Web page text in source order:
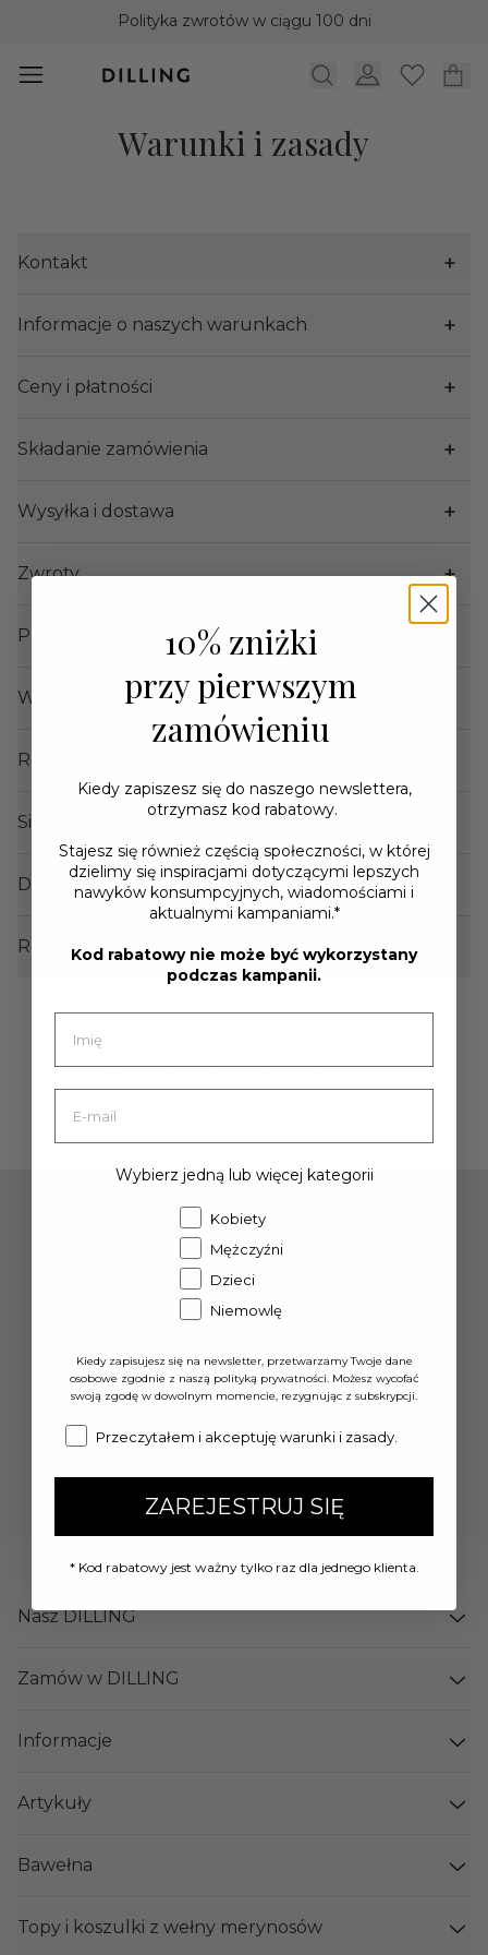
Polityka zwrotów w ciągu 100 dni
Warunki i zasady
Kontakt
Informacje o naszych warunkach
Ceny i płatności
Składanie zamówienia
Wysyłka i dostawa
Zwroty
Prawo do odstąpienia od umowy
Wadliwe lub nieprawidłowe produkty
Reklamacje
Siła wyższa
Dane osobowe
Różne
Obowiązuje od 21 czerwca 2021 r.
10% rabatu na pierwsze zamówienie
Zapisując się do naszego newslettera,
będziesz również otrzymywać wiadomości i
inspiracje bezpośrednio na swoją skrzynkę
odbiorczą.
Nasz DILLING
Zamów w DILLING
Informacje
Artykuły
Bawełna
Topy i koszulki z wełny merynosów
10% zniżki
przy pierwszym
zamówieniu
Kiedy zapiszesz się do naszego newslettera,
otrzymasz kod rabatowy.
Stajesz się również częścią społeczności, w której
dzielimy się inspiracjami dotyczącymi lepszych
nawyków konsumpcyjnych, wiadomościami i
aktualnymi kampaniami.*
Kod rabatowy nie może być wykorzystany
podczas kampanii.
Wybierz jedną lub więcej kategorii
Kobiety
Mężczyźni
Dzieci
Niemowlę
Kiedy zapisujesz się na newsletter, przetwarzamy Twoje dane
osobowe zgodnie z naszą polityką prywatności. Możesz wycofać
swoją zgodę w dowolnym momencie, rezygnując z subskrypcji.
ConsentPrzeczytałem i akceptuję warunki i zasady.
ZAREJESTRUJ SIĘ
* Kod rabatowy jest ważny tylko raz dla jednego klienta.